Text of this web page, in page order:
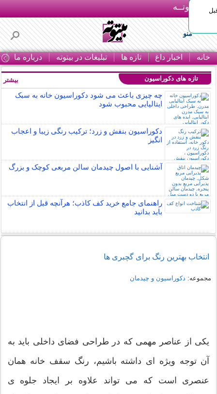
بـیتوتــه
منو
خانه اخبار داغ تازه ها تبلیغات در بیتوته درباره ما
تازه های دکوراسیون
چه چیزی باعث می شود دکوراسیون خانه به سبک
ایتالیایی محبوب شود
دکوراسیون بنفش و زرد؛ ترکیب رنگی زیبا و اعجاب
انگیز
آشنایی با اصول چیدمان سالن مربعی کوچک و بزرگ
راهنمای جامع خرید کف کاذب؛ هرآنچه قبل از انتخاب
باید بدانید
بیشتر
انتخاب بهترین رنگ برای گچبری ها
مجموعه: دکوراسیون و چیدمان
یکی از عناصر مهمی که در طراحی فضای داخلی باید به
آن توجه ویژه ای داشته باشیم، رنگ سقف خانه همان
عنصری است که می تواند علاوه بر ایجاد جلوه ی